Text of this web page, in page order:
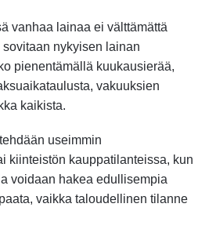
vanhaa lainaa ei välttämättä
nykyisen lainan
pienentämällä kuukausierää,
vakuuksien
kaikista.
useimmin
kiinteistön kauppatilanteissa, kun
voidaan hakea edullisempia
vaikka taloudellinen tilanne